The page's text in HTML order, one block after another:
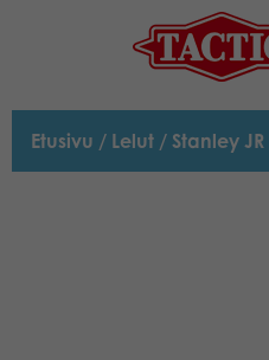
Etusivu / Lelut / Stanley JR